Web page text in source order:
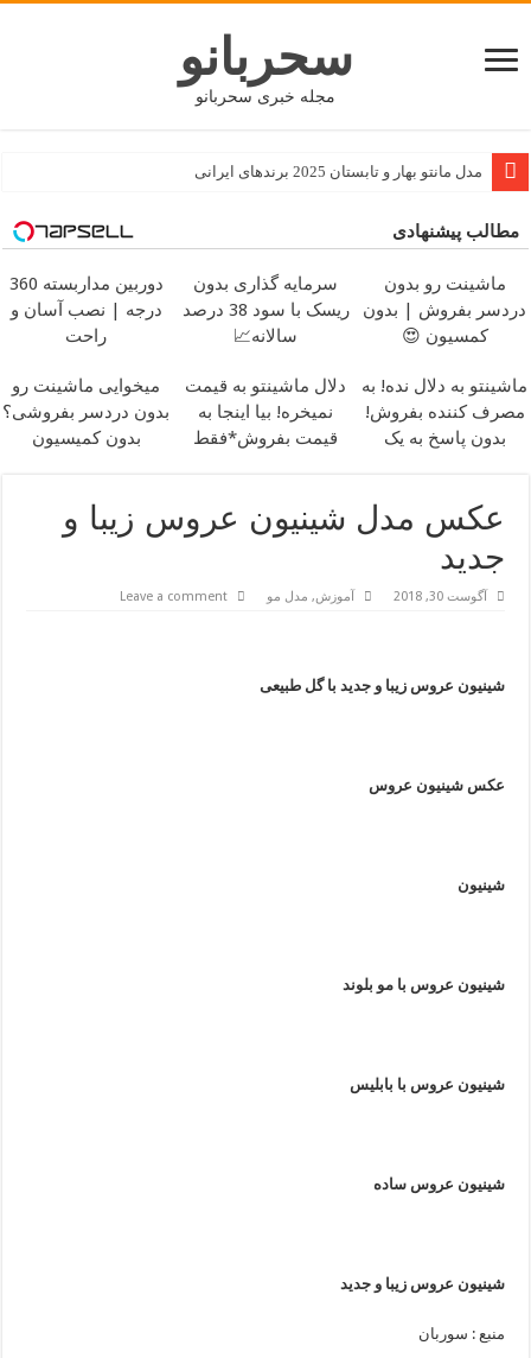
سحربانو
مجله خبری سحربانو
مدل مانتو بهار و تابستان 2025 برندهای ایرانی
جدید ترین مدل های پافر زنانه و دخترانه کوتاه و بلند
بهترین کسب و کار و شغل های نیمه وقت مناسب دانشجویان
نکات بسیار ضروری قبل از اجاره یا خرید آپارتمان
طرز تهیه پیتزا مخلوط خانگی و خوشمزه
طرز تهیه سالاد لوبیا،مناسب افراد دیابتی / انواع غذا مخصوص افراد دیابتی
آموزش غذا برداشتن با چاپستیک (چوب های چینی)
مطالب پیشنهادی
ماشینت رو بدون
دردسر بفروش | بدون
کمسیون 😍
سرمایه گذاری بدون
ریسک با سود 38 درصد
سالانه📈
دوربین مداربسته 360
درجه | نصب آسان و
راحت
ماشینتو به دلال نده! به
مصرف کننده بفروش!
بدون پاسخ به یک
دلال ماشینتو به قیمت
نمیخره! بیا اینجا به
قیمت بفروش*فقط
میخوایی ماشینت رو
بدون دردسر بفروشی؟
بدون کمیسیون
عکس مدل شینیون عروس زیبا و
جدید
آگوست 30, 2018 آموزش, مدل مو Leave a comment
شینیون عروس زیبا و جدید با گل طبیعی
عکس شینیون عروس
شینیون
شینیون عروس با مو بلوند
شینیون عروس با بابلیس
شینیون عروس ساده
شینیون عروس زیبا و جدید
منبع : سوربان